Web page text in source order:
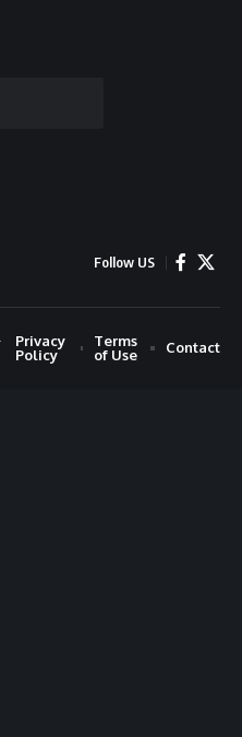
Follow US
Privacy
Policy
Terms
of Use
Contact